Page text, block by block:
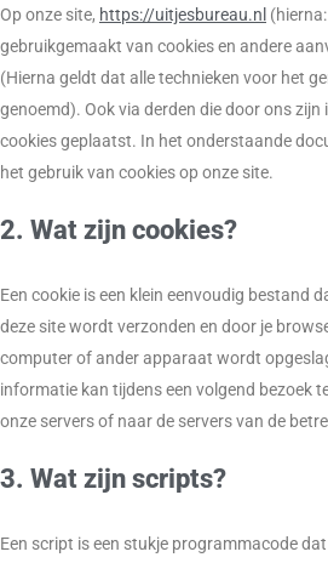
Op onze site, https://uitjesbureau.nl
gebruikgemaakt van cookies en andere
(Hierna geldt dat alle technieken voor het
genoemd). Ook via derden die door ons zijn
cookies geplaatst. In het onderstaande
het gebruik van cookies op onze site.
2. Wat zijn cookies?
Een cookie is een klein eenvoudig bestand
deze site wordt verzonden en door je
computer of ander apparaat wordt
informatie kan tijdens een volgend bezoek
onze servers of naar de servers van de
3. Wat zijn scripts?
Een script is een stukje programmacode